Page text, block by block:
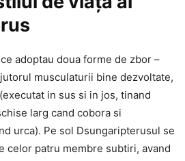
adoptau doua forme de zbor –
musculaturii bine dezvoltate,
in sus si in jos, tinand
larg cand cobora si
urca). Pe sol Dsungaripterusul se
celor patru membre subtiri, avand